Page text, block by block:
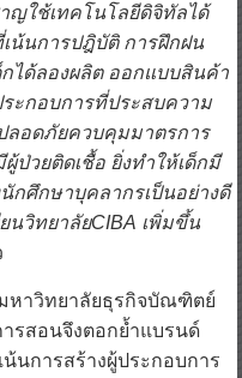
ญใช้เทคโนโลยีดิจิทัลได้
น้นการปฎิบัติ การฝึกฝน
ได้ลองผลิต ออกแบบสินค้า
ะกอบการที่ประสบความ
ลอดภัยควบคุมมาตรการ
ป่วยติดเชื้อ ยิ่งทำให้เด็กมี
กศึกษาบุคลากรเป็นอย่างดี
วิทยาลัยCIBA เพิ่มขึ้น
หาวิทยาลัยธุรกิจบัณฑิตย์
ารสอนจึงตอกย้ำแบรนด์
นการสร้างผู้ประกอบการ